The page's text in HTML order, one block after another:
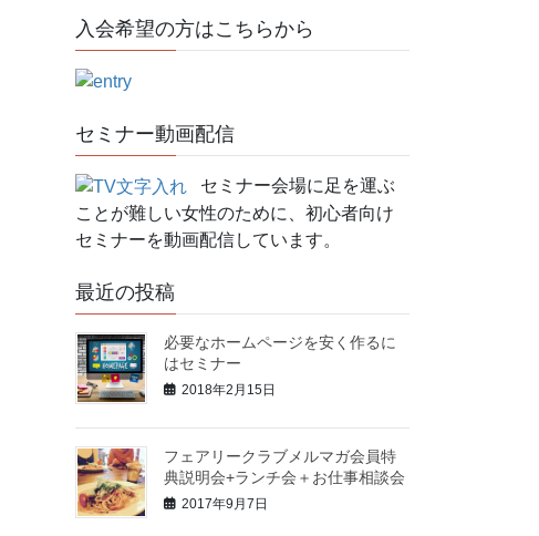
入会希望の方はこちらから
セミナー動画配信
セミナー会場に足を運ぶ
ことが難しい女性のために、初心者向け
セミナーを動画配信しています。
最近の投稿
必要なホームページを安く作るに
はセミナー
2018年2月15日
フェアリークラブメルマガ会員特
典説明会+ランチ会＋お仕事相談会
2017年9月7日